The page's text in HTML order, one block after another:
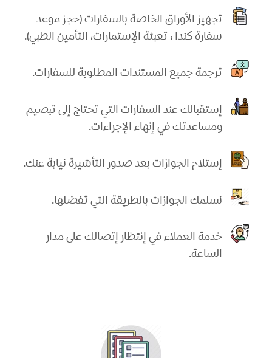
تجهيز الأوراق الخاصة بالسفارات (حجز موعد
سفارة كندا ، تعبئة الإستمارات، التأمين الطبي).
ترجمة جميع المستندات المطلوبة للسفارات.
إستقبالك عند السفارات التي تحتاج إلى تبصيم
ومساعدتك في إنهاء الإجراءات.
إستلام الجوازات بعد صدور التأشيرة نيابة عنك.
نسلمك الجوازات بالطريقة التي تفضلها.
خدمة العملاء في إنتظار إتصالك على مدار
الساعة.